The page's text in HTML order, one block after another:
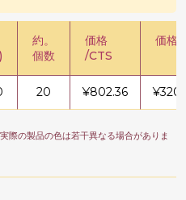
約。
個数
価格
/CTS
価格
20 ¥802.36 ¥
際の製品の色は若干異なる場合がありま